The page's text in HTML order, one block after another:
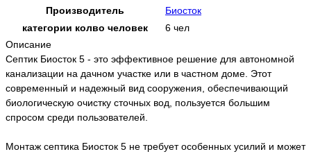
Производитель
Биосток
категории колво человек
6 чел
Описание
Септик Биосток 5 - это эффективное решение для автономной
канализации на дачном участке или в частном доме. Этот
современный и надежный вид сооружения, обеспечивающий
биологическую очистку сточных вод, пользуется большим
спросом среди пользователей.
Монтаж септика Биосток 5 не требует особенных усилий и может